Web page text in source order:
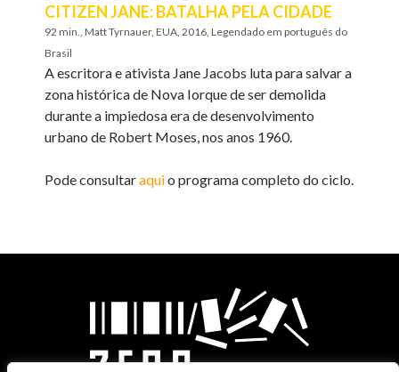
CITIZEN JANE: BATALHA PELA CIDADE
92 min., Matt Tyrnauer, EUA, 2016, Legendado em português do
Brasil
A escritora e ativista Jane Jacobs luta para salvar a
zona histórica de Nova Iorque de ser demolida
durante a impiedosa era de desenvolvimento
urbano de Robert Moses, nos anos 1960.
Pode consultaraquio programa completo do ciclo.